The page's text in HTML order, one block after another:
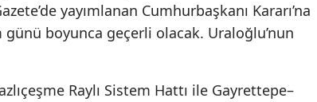
yayımlanan Cumhurbaşkanı Kararı’na
boyunca geçerli olacak. Uraloğlu’nun
Raylı Sistem Hattı ile Gayrettepe–